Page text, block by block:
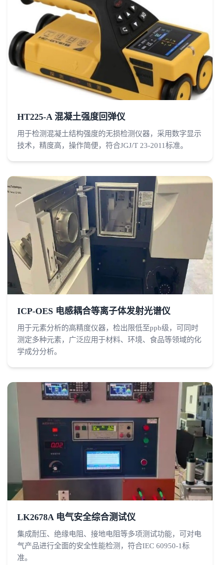
HT225-A 混凝土强度回弹仪
用于检测混凝土结构强度的无损检测仪器，采用数字显示
技术，精度高，操作简便，符合JGJ/T 23-2011标准。
ICP-OES 电感耦合等离子体发射光谱仪
用于元素分析的高精度仪器，检出限低至ppb级，可同时
测定多种元素，广泛应用于材料、环境、食品等领域的化
学成分分析。
LK2678A 电气安全综合测试仪
集成耐压、绝缘电阻、接地电阻等多项测试功能，可对电
气产品进行全面的安全性能检测，符合IEC 60950-1标
准。